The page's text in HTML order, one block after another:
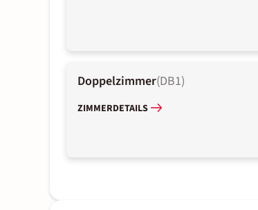
Doppelzimmer(DB1)
ZIMMERDETAILS